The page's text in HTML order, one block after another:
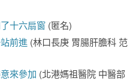
十六扇窗 (匿名)
前進 (林口長庚 胃腸肝膽科 范
來參加 (北港媽祖醫院 中醫部